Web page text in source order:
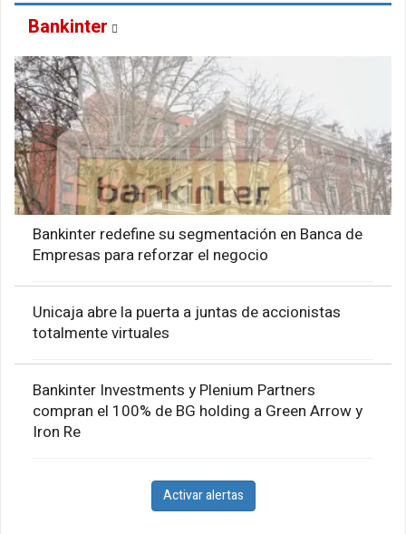
Bankinter
Bankinter redefine su segmentación en Banca de
Empresas para reforzar el negocio
Unicaja abre la puerta a juntas de accionistas
totalmente virtuales
Bankinter Investments y Plenium Partners
compran el 100% de BG holding a Green Arrow y
Iron Re
Activar alertas